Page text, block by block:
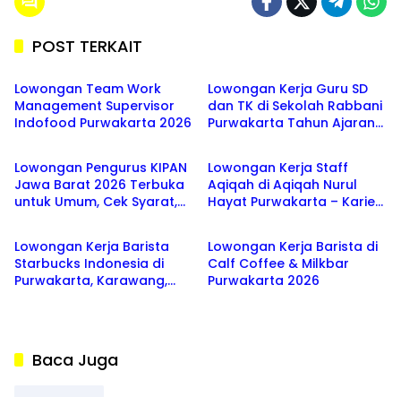
POST TERKAIT
PURWAKARTA
Lowongan Team Work
Management Supervisor
Indofood Purwakarta 2026
Lowongan Kerja Guru SD
dan TK di Sekolah Rabbani
Purwakarta Tahun Ajaran
PURWAKARTA
Lowongan Pengurus KIPAN
Jawa Barat 2026 Terbuka
untuk Umum, Cek Syarat,
PURWAKARTA
Lowongan Kerja Staff
Aqiqah di Aqiqah Nurul
Hayat Purwakarta – Karier
PURWAKARTA
Lowongan Kerja Barista
Starbucks Indonesia di
Purwakarta, Karawang,
PURWAKARTA
Lowongan Kerja Barista di
Calf Coffee & Milkbar
Purwakarta 2026
Baca Juga